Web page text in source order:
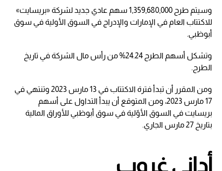
وسيتم طرح 1,359,680,000 سهم عادي جديد لشركة «بريسايت»
للاكتتاب العام في الإمارات والإدراج في السوق الأولية في سوق
أبوظبي.
وتشكل أسهم الطرح 24.24% من رأس مال الشركة في تاريخ
الطرح.
ومن المقرر أن تبدأ فترة الاكتتاب في 13 مارس 2023 وتنتهي في
17 مارس 2023، ومن المتوقع أن يبدأ التداول على أسهم
بريسايت في السوق الأوّلية في سوق أبوظبي للأوراق المالية
بتاريخ 27 مارس الجاري.
أداني غروب